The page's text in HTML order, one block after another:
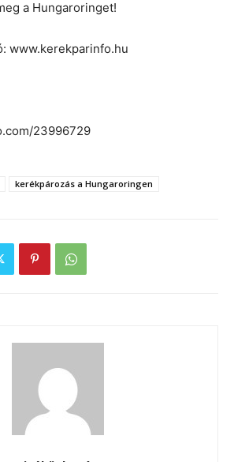
a Hungaroringet!
www.kerekparinfo.hu
23996729
kerékpározás a Hungaroringen